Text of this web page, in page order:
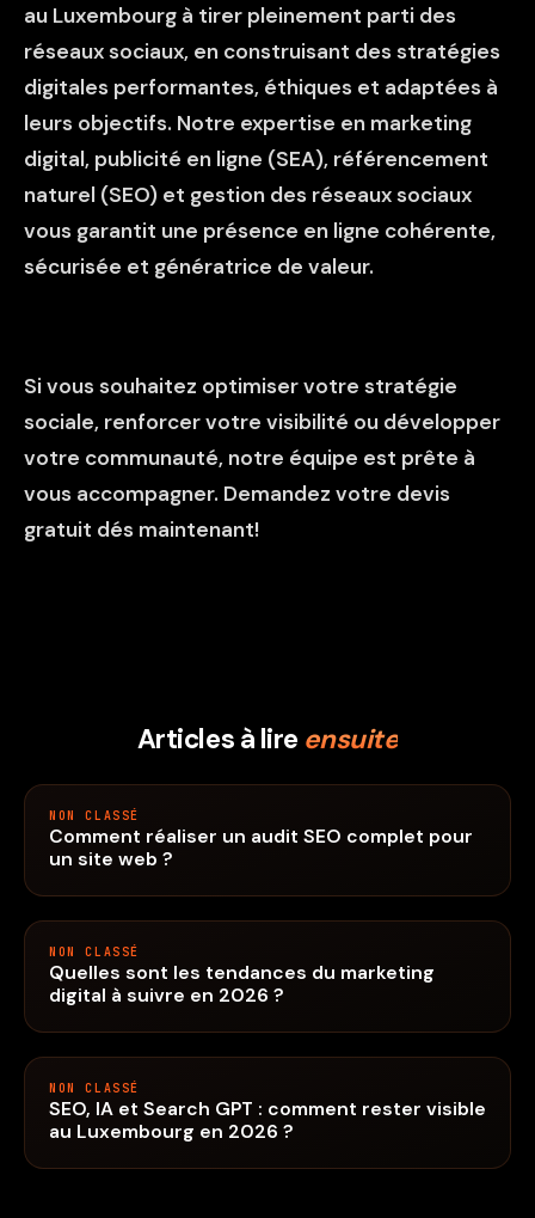
au Luxembourg à tirer pleinement parti des
réseaux sociaux, en construisant des stratégies
digitales performantes, éthiques et adaptées à
leurs objectifs. Notre expertise en marketing
digital, publicité en ligne (SEA), référencement
naturel (SEO) et gestion des réseaux sociaux
vous garantit une présence en ligne cohérente,
sécurisée et génératrice de valeur.
Si vous souhaitez optimiser votre stratégie
sociale, renforcer votre visibilité ou développer
votre communauté, notre équipe est prête à
vous accompagner. Demandez votre devis
gratuit dés maintenant!
Articles à lire ensuite
NON CLASSÉ
Comment réaliser un audit SEO complet pour
un site web ?
NON CLASSÉ
Quelles sont les tendances du marketing
digital à suivre en 2026 ?
NON CLASSÉ
SEO, IA et Search GPT : comment rester visible
au Luxembourg en 2026 ?